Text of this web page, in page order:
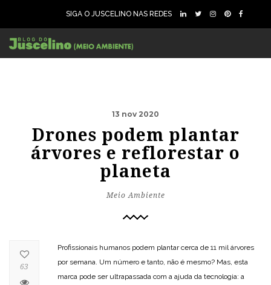
SIGA O JUSCELINO NAS REDES
13 nov 2020
Drones podem plantar
árvores e reflorestar o
planeta
Meio Ambiente
Profissionais humanos podem plantar cerca de 11 mil árvores
por semana. Um número e tanto, não é mesmo? Mas, esta
marca pode ser ultrapassada com a ajuda da tecnologia: a
63